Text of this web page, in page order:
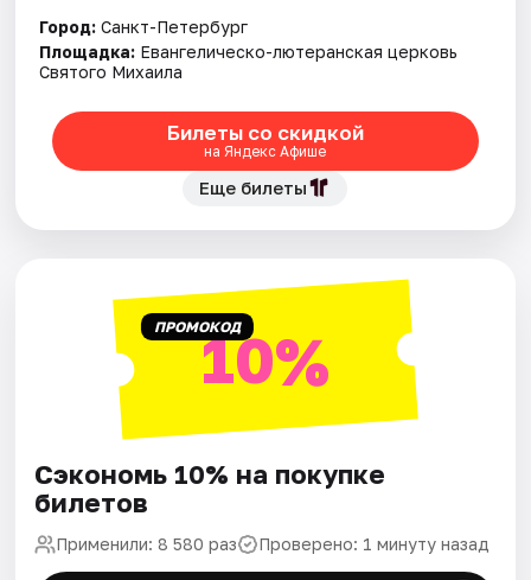
Рейтинги
Город: Санкт-Петербург
Площадка: Евангелическо-лютеранская церковь
Святого Михаила
Билеты со скидкой
на Яндекс Афише
Еще билеты
ПРОМОКОД10%
Сэкономь 10% на покупке
билетов
Применили: 8 580 раз Проверено: 1 минуту назад